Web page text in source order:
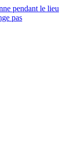
pendant le lieu
pas